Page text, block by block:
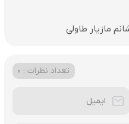
مازیار طاولی
تعداد نظرات : 0